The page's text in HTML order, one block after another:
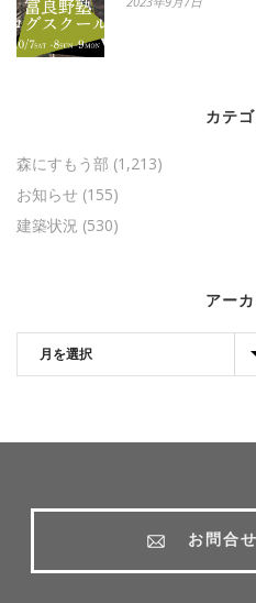
カテ
森にすもう部 (1,213)
お知らせ (155)
建築状況 (530)
アー
お問合